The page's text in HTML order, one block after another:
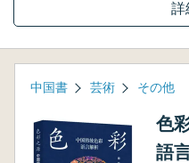
詳
中国書 芸術 その他
色
語